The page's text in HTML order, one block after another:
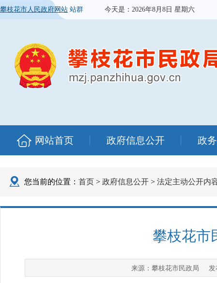
攀枝花市人民政府网站 站群 今天是： 2026年8月8日 星期六
网站首页 政府信息公开 政
您当前的位置： 首页 > 政府信息公开 > 法定主动公开内
攀枝花市
来源： 攀枝花市民政局 发